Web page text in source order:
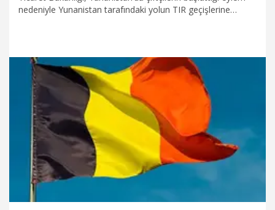
nedeniyle Yunanistan tarafındaki yolun TIR geçişlerine
6.12.2025 Gündem